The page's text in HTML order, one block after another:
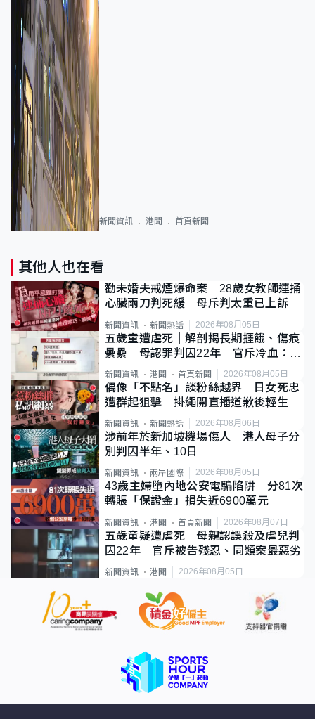
新聞資訊 港聞 首頁新聞
其他人也在看
勸未婚夫戒煙爆命案 28歲女教師連捅
心臟兩刀判死緩 母斥判太重已上訴
新聞資訊 新聞熱話 2026年08月05日
五歲童遭虐死｜解剖揭長期捱餓、傷痕
纍纍 母認罪判囚22年 官斥冷血：同
類案最惡劣
新聞資訊 港聞 首頁新聞 2026年08月05日
偶像「不點名」談粉絲越界 日女死忠
遭群起狙擊 掛繩開直播道歉後輕生
新聞資訊 新聞熱話 2026年08月06日
涉前年於新加坡機場傷人 港人母子分
別判囚半年、10日
新聞資訊 兩岸國際 2026年08月05日
43歲主婦墮內地公安電騙陷阱 分81次
轉賬「保證金」損失近6900萬元
新聞資訊 港聞 首頁新聞 2026年08月07日
五歲童疑遭虐死｜母親認誤殺及虐兒判
囚22年 官斥被告殘忍、同類案最惡劣
新聞資訊 港聞 2026年08月05日